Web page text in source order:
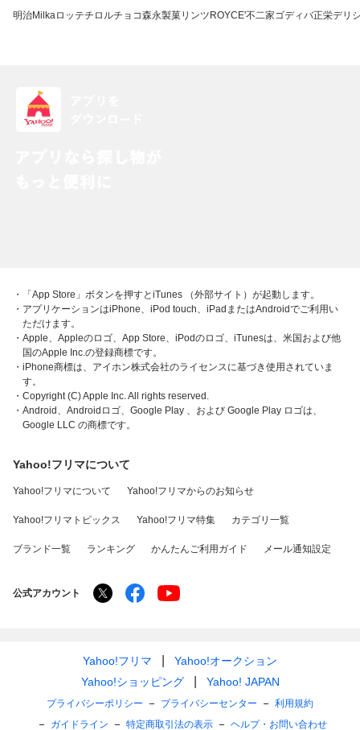
明治Milkaロッテチロルチョコ森永製菓リンツ ROYCE'不二家ゴディバ正栄デリ
・「App Store」ボタンを押すとiTunes （外部サイト）が起動します。
・アプリケーションはiPhone、iPod touch、iPadまたはAndroidでご利用い
ただけます。
・Apple、Appleのロゴ、App Store、iPodのロゴ、iTunesは、米国および他
国のApple Inc.の登録商標です。
・iPhone商標は、アイホン株式会社のライセンスに基づき使用されていま
す。
・Copyright (C) Apple Inc. All rights reserved.
・Android、Androidロゴ、Google Play 、および Google Play ロゴは、
Google LLC の商標です。
Yahoo!フリマについて
Yahoo!フリマについて Yahoo!フリマからのお知らせ
Yahoo!フリマトピックス Yahoo!フリマ特集 カテゴリ一覧
ブランド一覧 ランキング かんたんご利用ガイド メール通知設定
公式アカウント
Yahoo!フリマ
Yahoo!オークション
Yahoo!ショッピング
Yahoo! JAPAN
プライバシーポリシー プライバシーセンター
利用規約
ガイドライン
特定商取引法の表示 ヘルプ・お問い合わせ